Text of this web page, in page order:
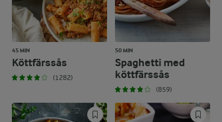
45 MIN
Köttfärssås
(1282)
50 MIN
Spaghetti med
köttfärssås
(859)